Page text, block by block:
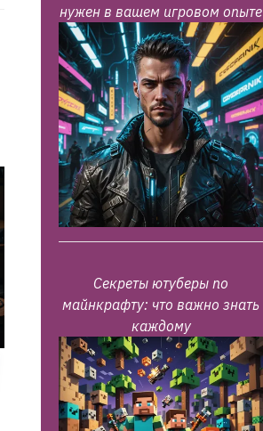
нужен в вашем игровом опыте
Секреты ютуберы по
майнкрафту: что важно знать
каждому